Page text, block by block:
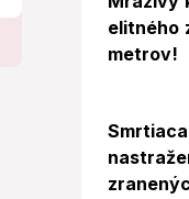
elitného
metrov!